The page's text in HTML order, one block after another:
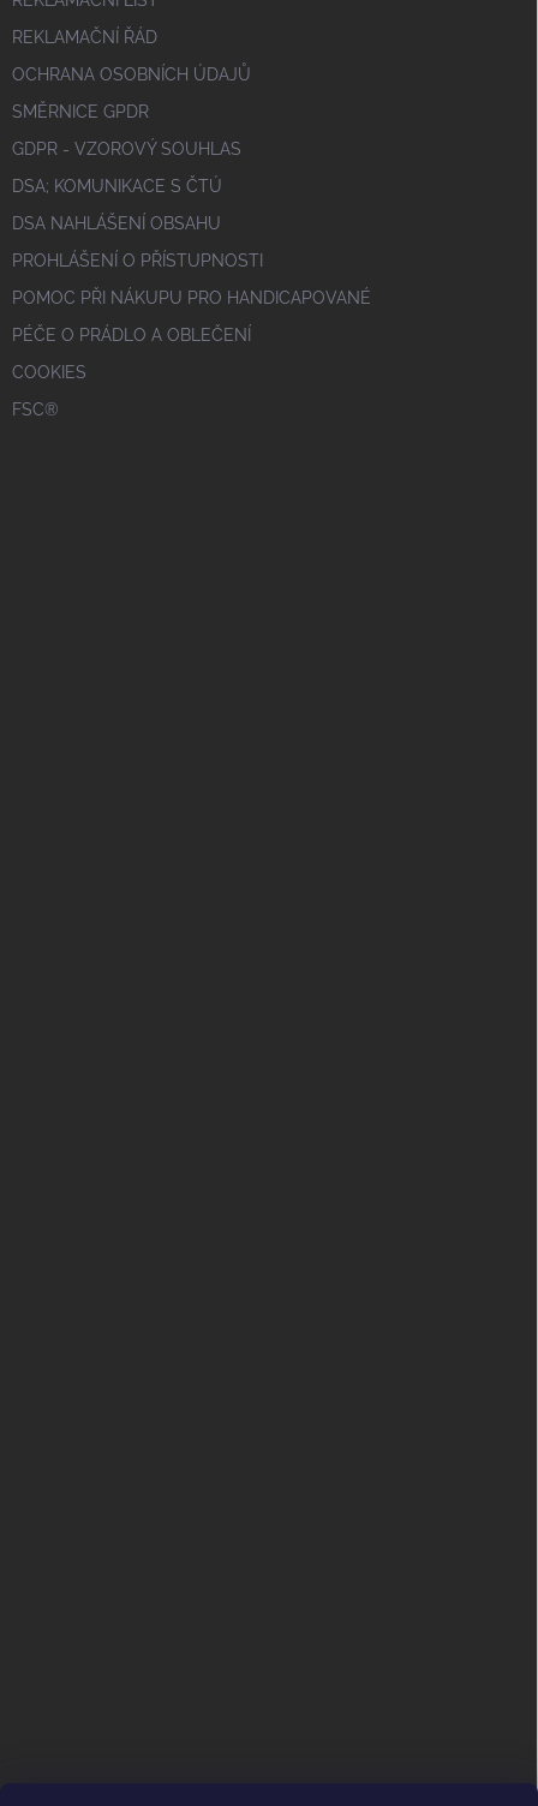
REKLAMAČNÍ ŘÁD
OCHRANA OSOBNÍCH ÚDAJŮ
SMĚRNICE GPDR
GDPR - VZOROVÝ SOUHLAS
DSA; KOMUNIKACE S ČTÚ
DSA NAHLÁŠENÍ OBSAHU
PROHLÁŠENÍ O PŘÍSTUPNOSTI
POMOC PŘI NÁKUPU PRO HANDICAPOVANÉ
PÉČE O PRÁDLO A OBLEČENÍ
COOKIES
FSC®